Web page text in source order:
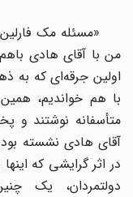
«مسئله مک فارلین،
من با آقای هادی باهم
اولین جرقه‌ای که به
با هم خواندیم، همین
متأسفانه نوشتند و
آقای هادی نشسته
در اثر گرایشی که
دولتمردان، یک